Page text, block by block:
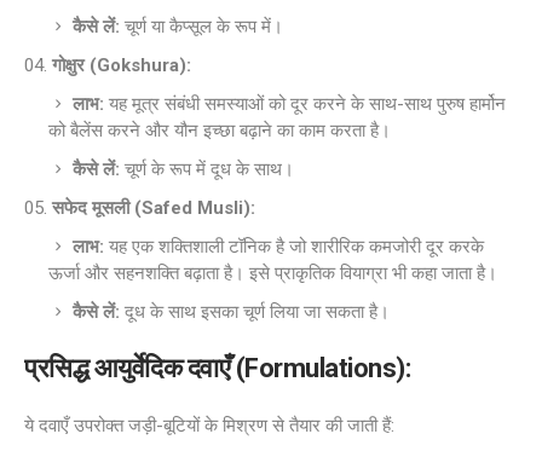
कैसे लें: चूर्ण या कैप्सूल के रूप में।
गोक्षुर (Gokshura):
लाभ: यह मूत्र संबंधी समस्याओं को दूर करने के साथ-साथ पुरुष हार्मोन
को बैलेंस करने और यौन इच्छा बढ़ाने का काम करता है।
कैसे लें: चूर्ण के रूप में दूध के साथ।
सफेद मूसली (Safed Musli):
लाभ: यह एक शक्तिशाली टॉनिक है जो शारीरिक कमजोरी दूर करके
ऊर्जा और सहनशक्ति बढ़ाता है। इसे प्राकृतिक वियाग्रा भी कहा जाता है।
कैसे लें: दूध के साथ इसका चूर्ण लिया जा सकता है।
प्रसिद्ध आयुर्वेदिक दवाएँ (Formulations):
ये दवाएँ उपरोक्त जड़ी-बूटियों के मिश्रण से तैयार की जाती हैं: